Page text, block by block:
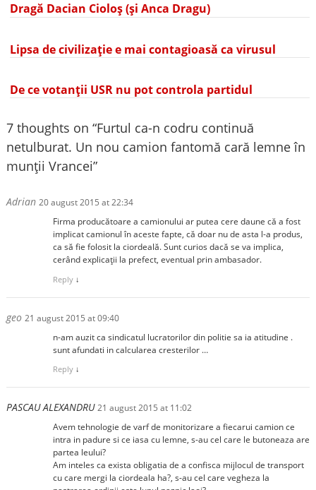
Dragă Dacian Cioloș (și Anca Dragu)
Lipsa de civilizație e mai contagioasă ca virusul
De ce votanții USR nu pot controla partidul
7 thoughts on “Furtul ca-n codru continuă
netulburat. Un nou camion fantomă cară lemne în
munții Vrancei”
Adrian 20 august 2015 at 22:34
Firma producătoare a camionului ar putea cere daune că a fost
implicat camionul în aceste fapte, că doar nu de asta l-a produs,
ca să fie folosit la ciordeală. Sunt curios dacă se va implica,
cerând explicații la prefect, eventual prin ambasador.
Reply ↓
geo 21 august 2015 at 09:40
n-am auzit ca sindicatul lucratorilor din politie sa ia atitudine .
sunt afundati in calcularea cresterilor …
Reply ↓
PASCAU ALEXANDRU 21 august 2015 at 11:02
Avem tehnologie de varf de monitorizare a fiecarui camion ce
intra in padure si ce iasa cu lemne, s-au cel care le butoneaza are
partea leului?
Am inteles ca exista obligatia de a confisca mijlocul de transport
cu care mergi la ciordeala ha?, s-au cel care vegheza la